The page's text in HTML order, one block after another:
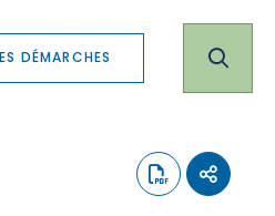
DÉMARCHES